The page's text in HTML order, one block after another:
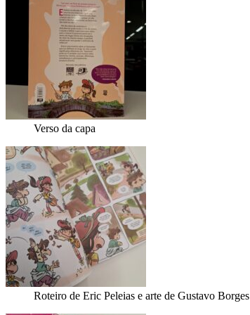
Verso da capa
Roteiro de Eric Peleias e arte de Gustavo Borges